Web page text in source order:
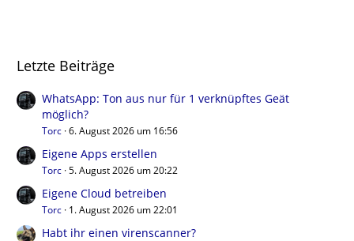
Letzte Beiträge
WhatsApp: Ton aus nur für 1 verknüpftes Geät
möglich?
Torc 6. August 2026 um 16:56
Eigene Apps erstellen
Torc 5. August 2026 um 20:22
Eigene Cloud betreiben
Torc 1. August 2026 um 22:01
Habt ihr einen virenscanner?